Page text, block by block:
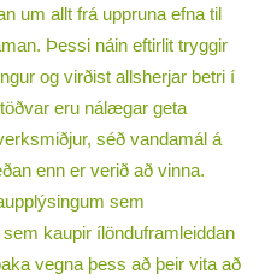
um allt frá uppruna efna til
Þessi náin eftirlit tryggir
og virðist allsherjar betri í
eru nálægar geta
séð vandamál á
enn er verið að vinna.
sem
kaupir ílönduframleiddan
vegna þess að þeir vita að